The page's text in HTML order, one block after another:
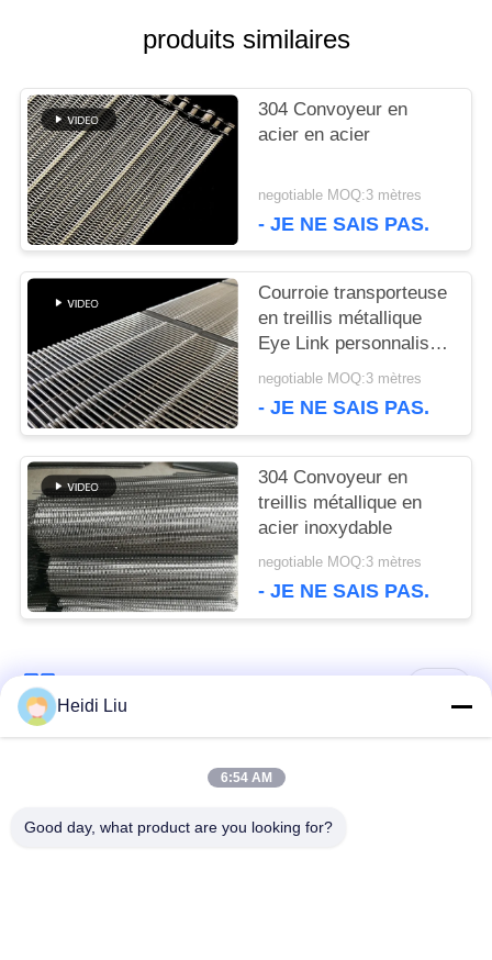
CITATION
PLAN
DU
SITE
PRIVACY
POLICY
produits similaires
304 Convoyeur en
acier en acier
negotiable MOQ:3 mètres
- JE NE SAIS PAS.
Courroie transporteuse
en treillis métallique
Eye Link personnalisée
et durable, de qualité
negotiable MOQ:3 mètres
- JE NE SAIS PAS.
304 Convoyeur en
treillis métallique en
acier inoxydable
negotiable MOQ:3 mètres
- JE NE SAIS PAS.
Ceinture en spirale de
Heidi Liu
6:54 AM
Good day, what product are you looking for?